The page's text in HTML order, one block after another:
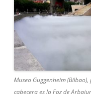
Museo Guggenheim
cabecera es la Foz de